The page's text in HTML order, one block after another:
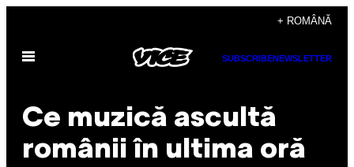
content
+ ROMÂNĂ
Open
SUBSCRIBENEWSLETTER
Ce muzică ascultă
românii în ultima oră